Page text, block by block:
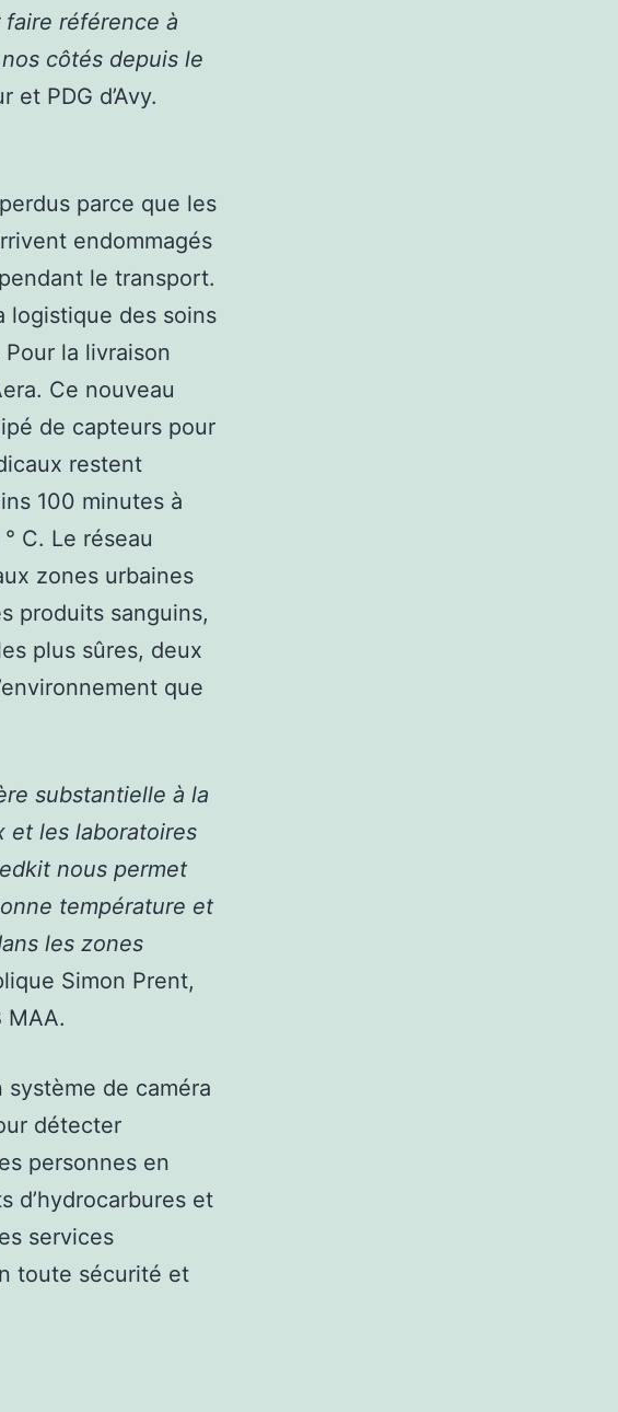
référence à
côtés depuis le
PDG d’Avy.
parce que les
endommagés
le transport.
logistique des soins
la livraison
Ce nouveau
de capteurs pour
restent
100 minutes à
C. Le réseau
zones urbaines
produits sanguins,
plus sûres, deux
que
substantielle à la
et les laboratoires
nous permet
température et
les zones
Simon Prent,
MAA.
système de caméra
détecter
personnes en
d’hydrocarbures et
services
toute sécurité et